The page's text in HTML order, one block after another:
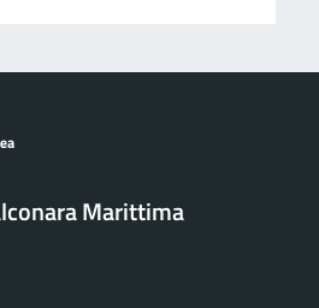
Marittima